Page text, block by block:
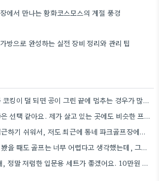
에서 만나는 황화코스모스의 계절 풍경
방으로 완성하는 실전 장비 정리와 관리 팁
백스윙 탑에서 손목 코킹이 덜 되면 공이 그린 끝에 멈추는 경우가 많더라고요. 숏게임의 핵심은 정확한…
파크골프는 정말 좋은 선택 같아요. 제가 살고 있는 곳에도 비슷한 프로그램이 있으면 좋겠어요.
파크골프는 정말 접근하기 쉬워서, 저도 최근에 동네 파크골프장에서 한 번 해봤어요. 처음에는 좀 어색했지만, 다들…
처음에 파크골프를 봤을 때도 골프는 너무 어렵다고 생각했는데, 그렇게 접근하기 쉬운 운동이 있었다니 신기하네요.
클럽 세트 구매할 때, 정말 저렴한 입문용 세트가 좋겠어요. 10만원 정도면 스윙 폼 연습에 충분할…